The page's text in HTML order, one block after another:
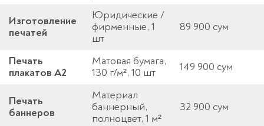
Изготовление
печатей
Юридические /
фирменные, 1
шт
89 900 сум
Печать
плакатов A2
Матовая бумага,
130 г/м², 10 шт
149 900 сум
Печать
баннеров
Материал
баннерный,
полноцвет, 1 м²
32 900 сум